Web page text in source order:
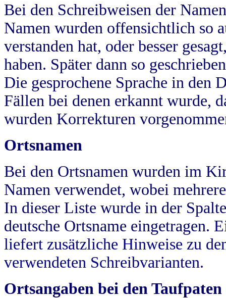
Bei den Schreibweisen der
Namen wurden offensichtlich so
verstanden hat, oder besser
haben. Später dann so
Die gesprochene Sprache in
Fällen bei denen erkannt wurde,
wurden Korrekturen
Ortsnamen
Bei den Ortsnamen wurden im
Namen verwendet, wobei
In dieser Liste wurde in der
deutsche Ortsname eingetragen.
liefert zusätzliche Hinweise zu
verwendeten Schreibvarianten.
Ortsangaben bei den Taufpaten